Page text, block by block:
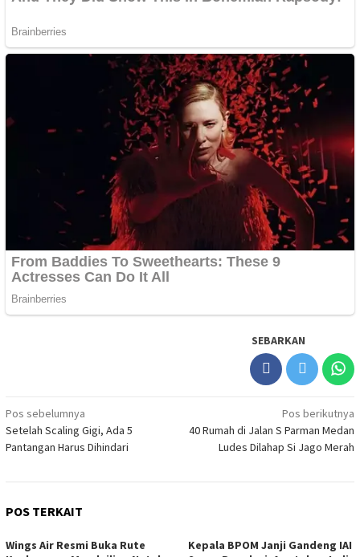
SEBARKAN
Navigasi
pos
Pos sebelumnya
Setelah Scaling Gigi, Ada 5
Pantangan Harus Dihindari
Pos berikutnya
40 Rumah di Jalan S Parman Medan
Ludes Dilahap Si Jago Merah
POS TERKAIT
Wings Air Resmi Buka Rute
Kepala BPOM Janji Gandeng IAI